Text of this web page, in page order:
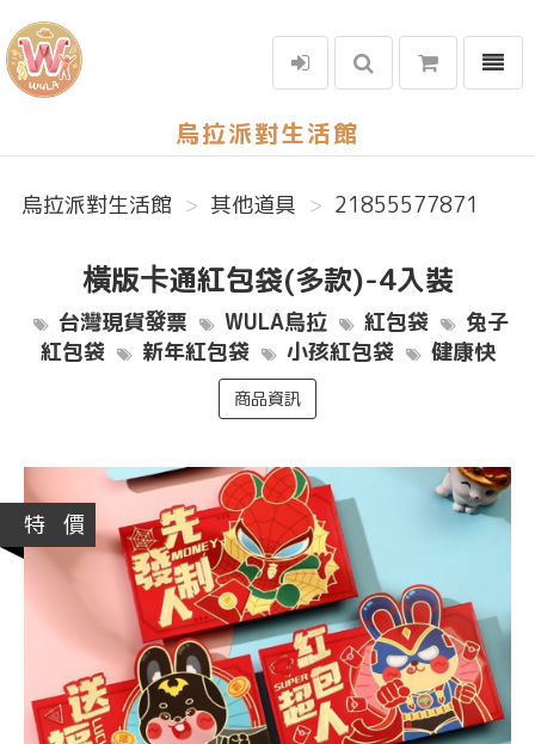
烏拉派對生活館
選單
烏拉派對生活館 其他道具 21855577871
橫版卡通紅包袋(多款)-4入裝
台灣現貨發票 WULA烏拉 紅包袋
兔子
紅包袋
新年紅包袋 小孩紅包袋 健康快
商品資訊
特 價